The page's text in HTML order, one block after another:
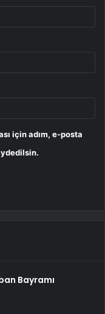
için adım, e-posta
Bayramı